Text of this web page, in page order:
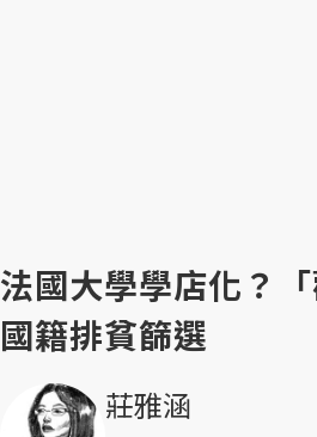
法國大學學店化？
國籍排貧篩選
莊雅涵